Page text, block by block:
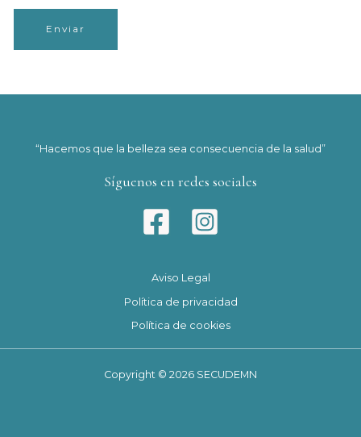
Enviar
“Hacemos que la belleza sea consecuencia de la salud”
Síguenos en redes sociales
Aviso Legal
Política de privacidad
Política de cookies
Copyright © 2026 SECUDEMN